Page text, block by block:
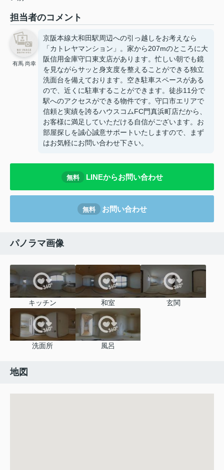
担当者のコメント
有馬 尚幸
京阪本線大和田駅周辺への引っ越しをお考えなら
「カトレヤマンション」。家から207mのところに大
阪信用金庫守口東支店があります。忙しい朝でも鏡
を見ながらサッと身支度を整えることができる独立
洗面台を備えております。空き駐車スペースがある
ので、近くに駐車することができます。徒歩11分で
駅へのアクセスができる物件です。守口市エリアで
信頼と実績を誇るハウスコムFC門真浜町店だから、
お客様に満足していただける自信がございます。お
部屋探しを誠心誠意サポートいたしますので、まず
はお気軽にお問い合わせ下さい。
無料 LINEからお問い合わせ
無料 お問い合わせ
パノラマ画像
キッチン 和室 玄関
洗面所 風呂
地図